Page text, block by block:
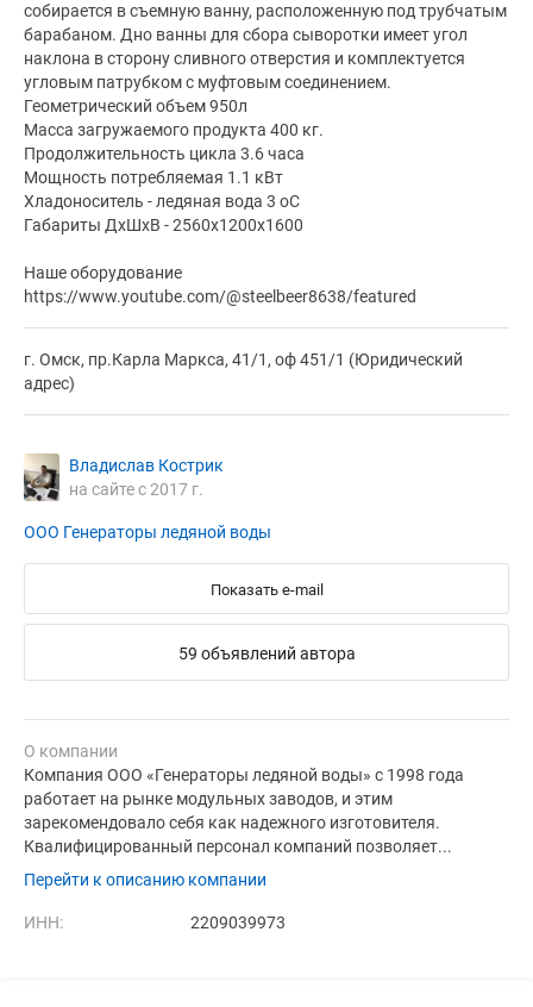
собирается в съемную ванну, расположенную под трубчатым
барабаном. Дно ванны для сбора сыворотки имеет угол
наклона в сторону сливного отверстия и комплектуется
угловым патрубком с муфтовым соединением.
Геометрический объем 950л
Масса загружаемого продукта 400 кг.
Продолжительность цикла 3.6 часа
Мощность потребляемая 1.1 кВт
Хладоноситель - ледяная вода 3 оС
Габариты ДхШхВ - 2560х1200х1600
Наше оборудование
https://www.youtube.com/@steelbeer8638/featured
г. Омск, пр.Карла Маркса, 41/1, оф 451/1 (Юридический
адрес)
Владислав Кострик
на сайте с 2017 г.
ООО Генераторы ледяной воды
Показать e-mail
59 объявлений автора
О компании
Компания ООО «Генераторы ледяной воды» с 1998 года
работает на рынке модульных заводов, и этим
зарекомендовало себя как надежного изготовителя.
Квалифицированный персонал компаний позволяет...
Перейти к описанию компании
ИНН: 2209039973